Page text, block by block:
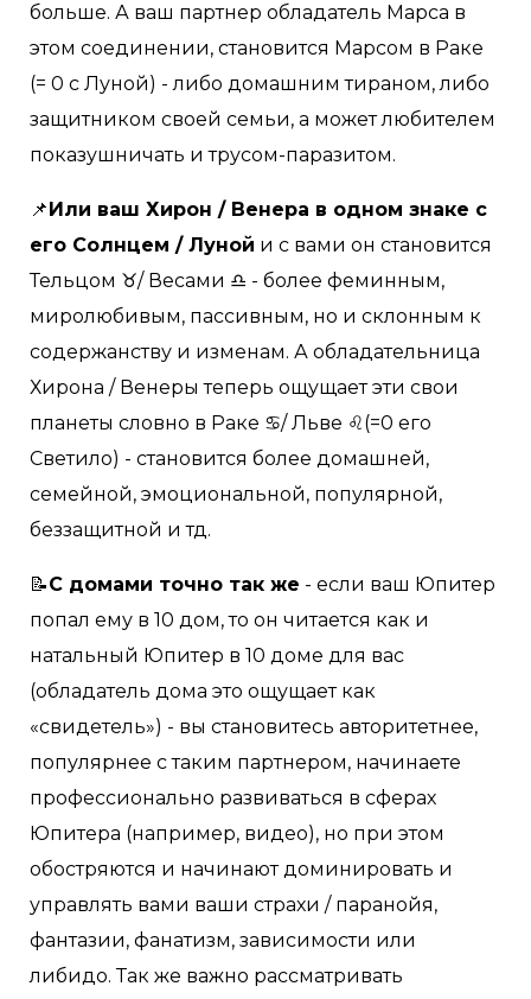
больше. А ваш партнер обладатель Марса в
этом соединении, становится Марсом в Раке
(= 0 с Луной) - либо домашним тираном, либо
защитником своей семьи, а может любителем
показушничать и трусом-паразитом.
📌Или ваш Хирон / Венера в одном знаке с
его Солнцем / Луной и с вами он становится
Тельцом ♉️/ Весами ♎️ - более феминным,
миролюбивым, пассивным, но и склонным к
содержанству и изменам. А обладательница
Хирона / Венеры теперь ощущает эти свои
планеты словно в Раке ♋️/ Льве ♌️(=0 его
Светило) - становится более домашней,
семейной, эмоциональной, популярной,
беззащитной и тд.
📝С домами точно так же - если ваш Юпитер
попал ему в 10 дом, то он читается как и
натальный Юпитер в 10 доме для вас
(обладатель дома это ощущает как
«свидетель») - вы становитесь авторитетнее,
популярнее с таким партнером, начинаете
профессионально развиваться в сферах
Юпитера (например, видео), но при этом
обостряются и начинают доминировать и
управлять вами ваши страхи / паранойя,
фантазии, фанатизм, зависимости или
либидо. Так же важно рассматривать